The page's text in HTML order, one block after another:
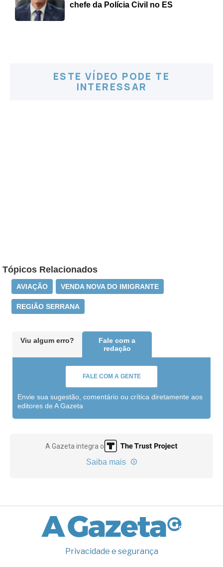
chefe da Polícia Civil no ES
ESTE VÍDEO PODE TE
INTERESSAR
Tópicos Relacionados
AVIAÇÃO VENDA NOVA DO IMIGRANTE
REGIÃO SERRANA
Viu algum erro?
Fale com a
redação
FALE COM A GENTE
Envie sua sugestão, comentário ou crítica diretamente aos
editores de A Gazeta
A Gazeta integra o
Saiba mais
Privacidade e segurança